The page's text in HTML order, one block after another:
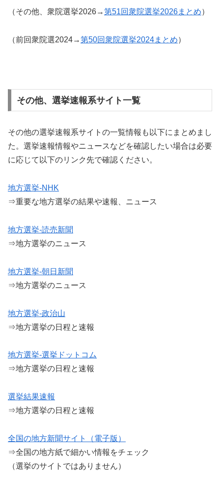
（その他、衆院選挙2026→第51回衆院選挙2026まとめ）
（前回衆院選2024→第50回衆院選挙2024まとめ）
その他、選挙速報系サイト一覧
その他の選挙速報系サイトの一覧情報も以下にまとめまし
た。選挙速報情報やニュースなどを確認したい場合は必要
に応じて以下のリンク先で確認ください。
地方選挙-NHK
⇒重要な地方選挙の結果や速報、ニュース
地方選挙-読売新聞
⇒地方選挙のニュース
地方選挙-朝日新聞
⇒地方選挙のニュース
地方選挙-政治山
⇒地方選挙の日程と速報
地方選挙-選挙ドットコム
⇒地方選挙の日程と速報
選挙結果速報
⇒地方選挙の日程と速報
全国の地方新聞サイト（電子版）
⇒全国の地方紙で細かい情報をチェック
（選挙のサイトではありません）